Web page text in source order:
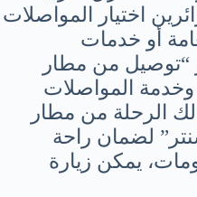
اختيار المواصلات
أو خدمات
“توصيل من مطار
المواصلات
الرحلة من مطار
لضمان راحة
يمكن زيارة